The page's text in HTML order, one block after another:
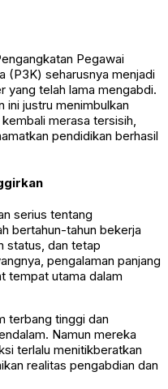
Pegawai
(P3K) seharusnya menjadi
yang telah lama mengabdi.
ini justru menimbulkan
merasa tersisih,
pendidikan berhasil
serius tentang
bertahun-tahun bekerja
status, dan tetap
pengalaman panjang
tempat utama dalam
terbang tinggi dan
Namun mereka
terlalu menitikberatkan
realitas pengabdian dan